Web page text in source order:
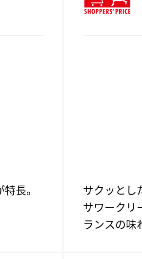
長。
サクッとし
サワークリ
ランスの味